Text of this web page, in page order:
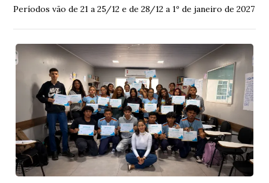
Períodos vão de 21 a 25/12 e de 28/12 a 1º de janeiro de 2027